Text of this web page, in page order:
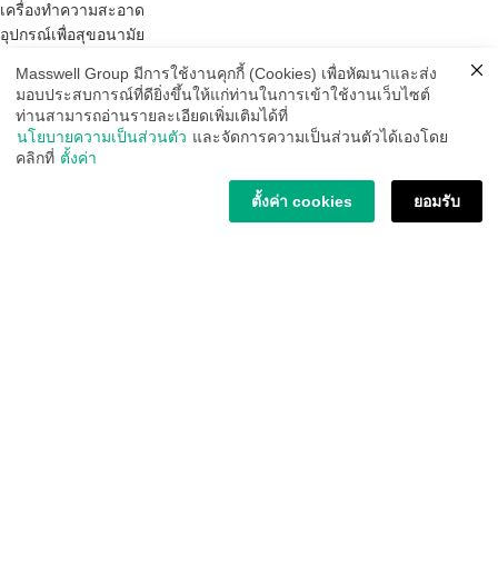
เครื่องทำความสะอาด
อุปกรณ์เพื่อสุขอนามัย
สินค้าอื่นๆ
สินค้าแนะนำเฉพาะกลุ่ม
บริการลูกค้า
Masswell Group มีการใช้งานคุกกี้ (Cookies) เพื่อหัฒนาและส่ง
มอบประสบการณ์ที่ดียิ่งขึ้นให้แก่ท่านในการเข้าใช้งานเว็บไซต์
ท่านสามารถอ่านรายละเอียดเพิ่มเติมได้ที่
นโยบายความเป็นส่วนตัว และจัดการความเป็นส่วนตัวได้เองโดย
คลิกที่ ตั้งค่า
ตั้งค่า cookies ยอมรับ